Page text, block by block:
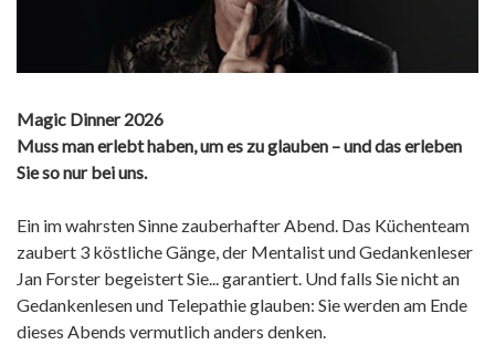
Magic Dinner 2026
Muss man erlebt haben, um es zu glauben – und das erleben
Sie so nur bei uns.
Ein im wahrsten Sinne zauberhafter Abend. Das Küchenteam
zaubert 3 köstliche Gänge, der Mentalist und Gedankenleser
Jan Forster begeistert Sie... garantiert. Und falls Sie nicht an
Gedankenlesen und Telepathie glauben: Sie werden am Ende
dieses Abends vermutlich anders denken.